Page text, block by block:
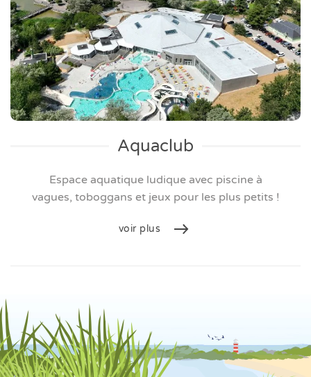
Aquaclub
Espace aquatique ludique avec piscine à
vagues, toboggans et jeux pour les plus petits !
voir plus